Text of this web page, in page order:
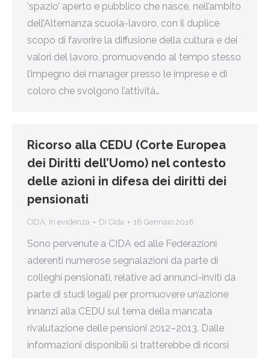
‘spazio’ aperto e pubblico che nasce, nell’ambito
dell’Alternanza scuola-lavoro, con il duplice
scopo di favorire la diffusione della cultura e dei
valori del lavoro, promuovendo al tempo stesso
l’impegno dei manager presso le imprese e di
coloro che svolgono l’attività…
Ricorso alla CEDU (Corte Europea
dei Diritti dell’Uomo) nel contesto
delle azioni in difesa dei diritti dei
pensionati
CIDA, In evidenza Di Cida 18 Gennaio 2018
Sono pervenute a CIDA ed alle Federazioni
aderenti numerose segnalazioni da parte di
colleghi pensionati, relative ad annunci-inviti da
parte di studi legali per promuovere un’azione
innanzi alla CEDU sul tema della mancata
rivalutazione delle pensioni 2012–2013. Dalle
informazioni disponibili si tratterebbe di ricorsi